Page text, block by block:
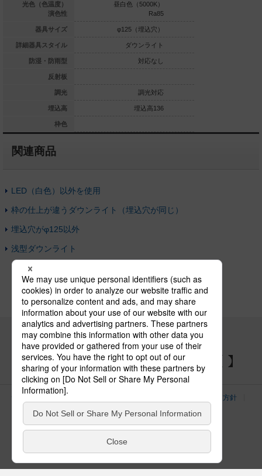
光色（色温度）
演色性
器具サイズ
詳細器具スタイル
防湿・防雨型
反射板
調光
埋込高
枠色
色（2700K）
（埋込穴）
ダウンライト
対応なし
昼白色（5000K）
Ra85
φ125（埋込穴）
ダウンライト
対応なし
調光対応
埋込高136
関連商品
LED（白色）以外を使用
枠の仕上が違うダウンライト（埋込穴が同じ）
埋込穴がφ125以外
浅型ダウンライト
パナソニックの電気設備 SNSアカウント
サイトのご利用にあたって
個人情報保護方針
パナソニック ホールディングス
Area/Country
電気・建築設備（ビジネス）
© Panasonic Electric Works Co., Ltd.